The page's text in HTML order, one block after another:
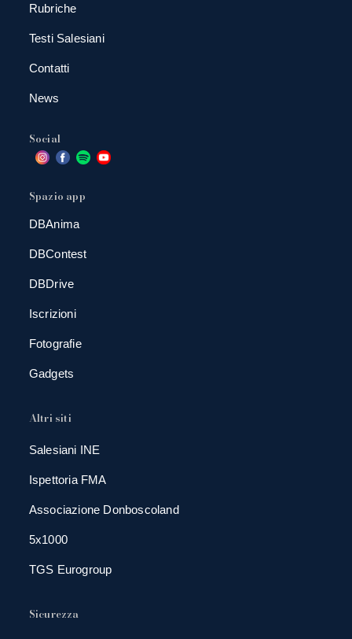
Rubriche
Testi Salesiani
Contatti
News
Social
Spazio app
DBAnima
DBContest
DBDrive
Iscrizioni
Fotografie
Gadgets
Altri siti
Salesiani INE
Ispettoria FMA
Associazione Donboscoland
5x1000
TGS Eurogroup
Sicurezza